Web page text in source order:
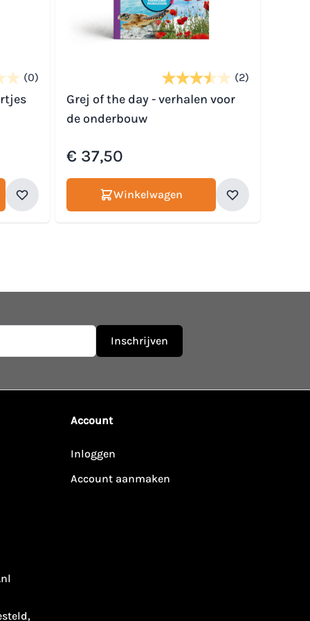
(0) (2)
Grej of the day - verhalen voor
de onderbouw
€ 37,50
Winkelwagen
Inschrijven
Account
Inloggen
Account aanmaken